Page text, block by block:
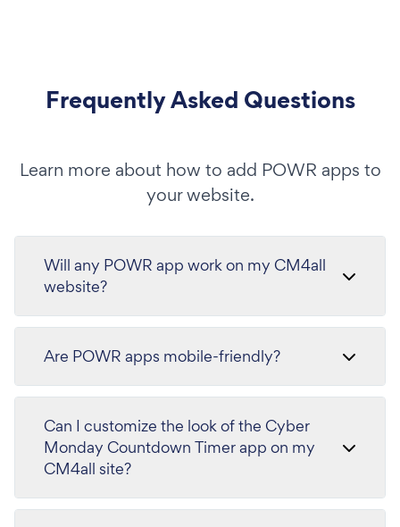
Frequently Asked Questions
Learn more about how to add POWR apps to
your website.
Will any POWR app work on my CM4all
website?
Are POWR apps mobile-friendly?
Can I customize the look of the Cyber
Monday Countdown Timer app on my
CM4all site?